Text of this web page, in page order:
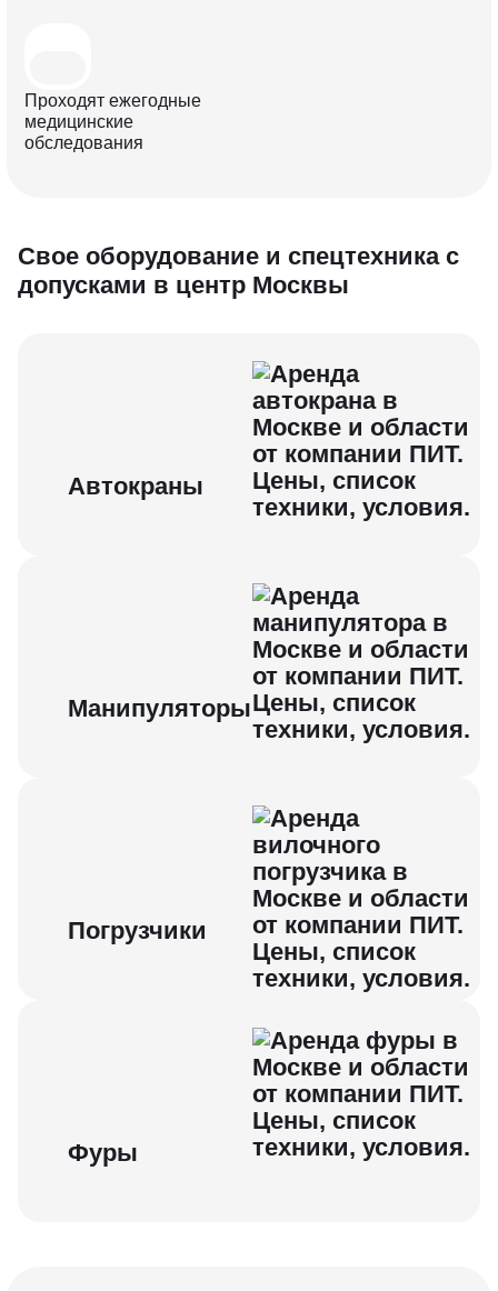
Проходят ежегодные
медицинские
обследования
Свое об орудование и спецтехника с
допусками в центр Москвы
Автокраны
Манипуляторы
Погрузчики
Фуры